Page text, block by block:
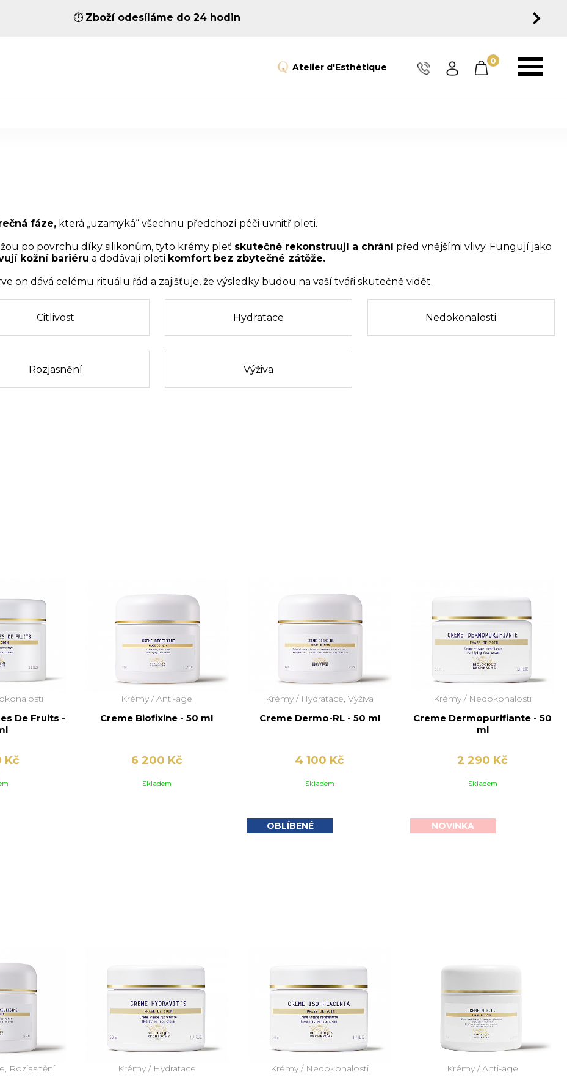
⏱️ Zboží odesíláme do 24 hodin
Atelier d'Esthétique
0
fáze, která „uzamyká“ všechnu předchozí péči uvnitř pleti.
po povrchu díky silikonům, tyto krémy pleť skutečně rekonstruují a chránípřed vnějšími vlivy. Fungují jako
kožní bariéru a dodávají pleti komfort bez zbytečné zátěže.
on dává celému rituálu řád a zajišťuje, že výsledky budou na vaší tváři skutečně vidět.
Citlivost Hydratace Nedokonalosti
Rozjasnění Výživa
De Fruits -
Kč
Krémy /Anti-age
Creme Biofixine - 50 ml
6 200 Kč
Skladem
Krémy / Hydratace, Výživa
Creme Dermo-RL - 50 ml
4 100 Kč
Skladem
Krémy / Nedokonalosti
Creme Dermopurifiante - 50
ml
2 290 Kč
Skladem
Rozjasnění Krémy / Hydratace
OBLÍBENÉ
Krémy / Nedokonalosti
NOVINKA
Krémy /Anti-age